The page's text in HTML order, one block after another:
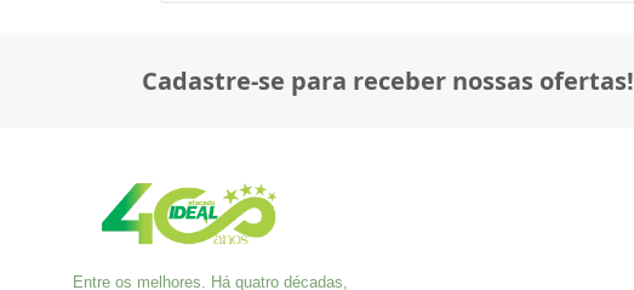
Cadastre-se para receber nossas ofertas!
Entre os melhores. Há quatro décadas,